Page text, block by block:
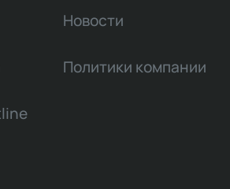
Новости
Политики компании